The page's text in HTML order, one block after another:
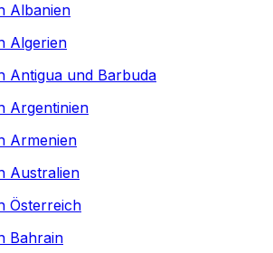
Albanien
Algerien
Antigua und Barbuda
Argentinien
Armenien
Australien
Österreich
Bahrain